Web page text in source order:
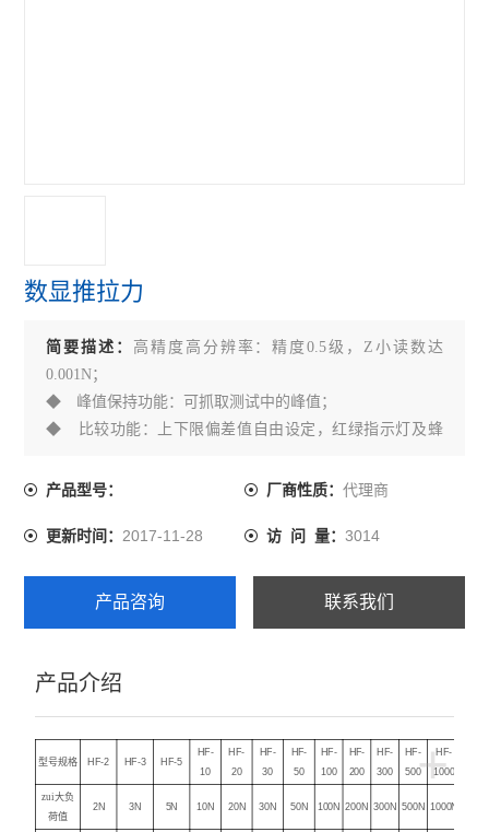
数显推拉力
简要描述： 高精度高分辨率：精度0.5级，Z小读数达
0.001N；
◆ 峰值保持功能：可抓取测试中的峰值；
◆ 比较功能：上下限偏差值自由设定，红绿指示灯及蜂
◆ LCD液晶屏可翻转显示：按住单位键3秒后放开，可翻
◆ RS-232C串口输出，可连接至微型打印机或将数据传送
产品型号： 厂商性质： 代理商
更新时间：2017-11-28 访 问 量： 3014
产品咨询 联系我们
产品介绍
+
型号规格 HF-2 HF-3 HF-5
HF-
10
HF-
20
HF-
30
HF-
50
HF-
100
HF-
200
HF-
300
HF-
500
HF-
1000
zui大负
荷值
2N 3N 5N 10N 20N 30N 50N 100N 200N 300N 500N 1000N